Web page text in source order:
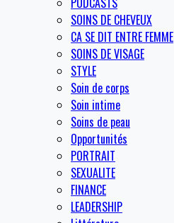
SOINS DE CHEVEUX
CA SE DIT ENTRE FEMME
SOINS DE VISAGE
STYLE
Soin de corps
Soin intime
Soins de peau
Opportunités
PORTRAIT
SEXUALITE
FINANCE
LEADERSHIP